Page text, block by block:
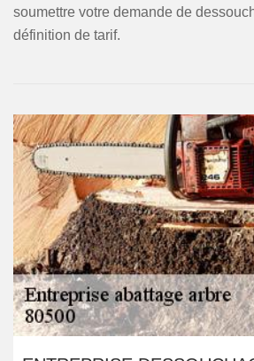
soumettre votre demande de
définition de tarif.